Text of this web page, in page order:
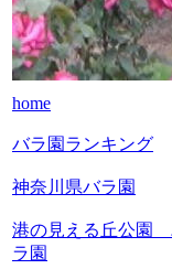
home
バラ園ランキング
神奈川県バラ園
港の見える丘公園
ラ園